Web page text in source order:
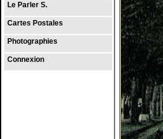
Le Parler S.
Cartes Postales
Photographies
Connexion